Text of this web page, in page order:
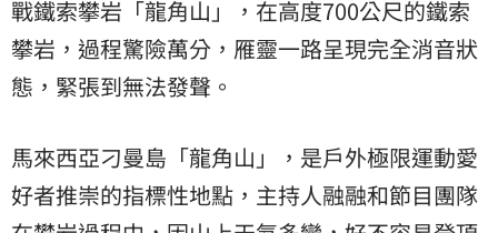
戰鐵索攀岩「龍角山」，在高度700公尺的鐵索
攀岩，過程驚險萬分，雁靈一路呈現完全消音狀
態，緊張到無法發聲。
馬來西亞刁曼島「龍角山」，是戶外極限運動愛
好者推崇的指標性地點，主持人融融和節目團隊